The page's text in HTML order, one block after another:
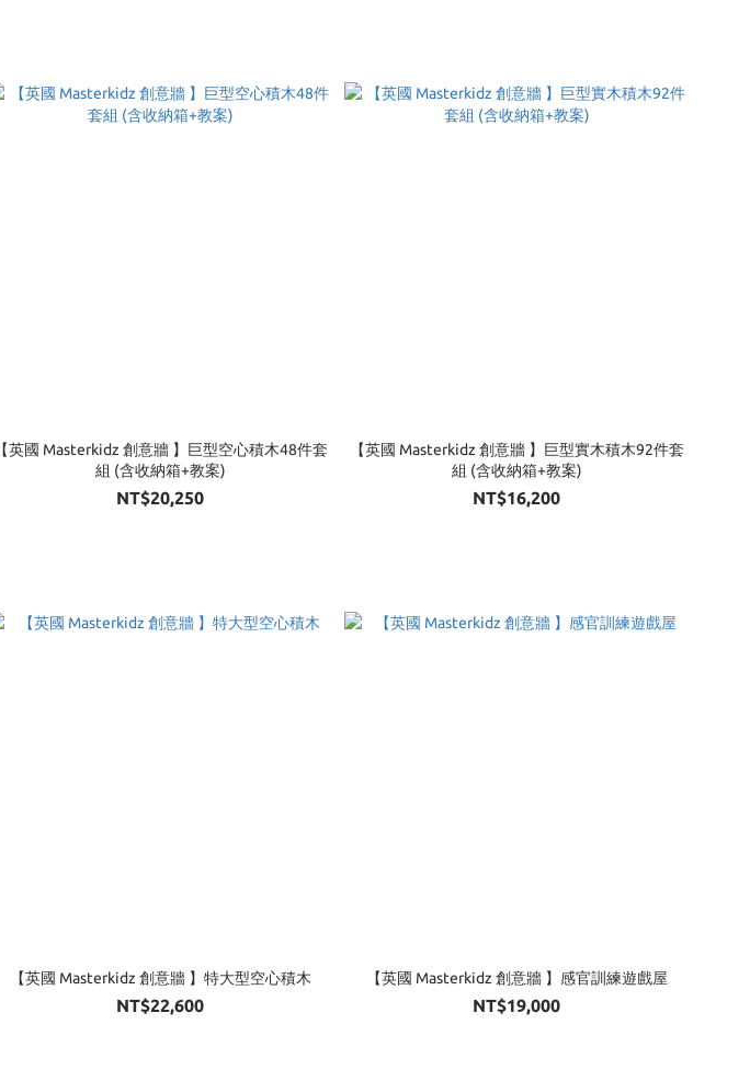
【英國 Masterkidz 創意牆 】巨型空心積木48件套
組 (含收納箱+教案)
NT$20,250
【英國 Masterkidz 創意牆 】巨型實木積木92件套
組 (含收納箱+教案)
NT$16,200
【英國 Masterkidz 創意牆 】特大型空心積木
NT$22,600
【英國 Masterkidz 創意牆 】感官訓練遊戲屋
NT$19,000